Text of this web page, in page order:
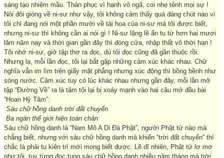
sáng tạo nhiệm mầu. Thán phục vì hạnh vô ngã, coi nhẹ tênh mọi sự !
Nói đôi giòng về ni-sư như vậy, tôi không cảm thấy quá đáng chút nào vì
tôi chỉ đang nói một phần mười về tài hoa của ni-sư mà tôi được biết,
nhưng ni-sư thì không cần ai nói gì ! Ni-sư lặng lẽ ẩn tu từ hơn hai mươi
lăm năm nay và thời gian gần đây thì đóng cửa, nhập thất vô thời hạn !
Tôi nhớ ni-sư, giở tập thơ ra đọc, dù tôi đọc cũng đã gần thuộc rồi.
Nhưng lạ, mỗi lần đọc, tôi lại bắt gặp những cảm xúc khác nhau. Chữ
nghĩa vẫn im lìm trên giấy mặt phẳng nhưng xúc động thì bồng bềnh như
sóng nước. Cảm xúc tuy có lúc khác nhau nhưng gần đây, mỗi lần mở
tập “Đường Về” ra là tâm tôi lại bị xoáy mạnh vào hai câu mở đầu bài
“Hoan Hỷ Tâm”:
Sáu chữ hồng danh trời đất chuyển
Ba ngàn thế giới hiện toàn chân
Sáu chữ hồng danh là “Nam Mô A Di Đà Phật”, người Phật tử nào mà
chẳng biết, nhưng với sáu chữ hồng danh mà khiến “trời đất chuyển” thì
chắc là phải tu kiên trì mới mong biết được. Lẽ dĩ nhiên, Phật tử lơ mơ
như tôi, tuy từng đọc tụng sáu chữ hồng danh nhiều năm tháng mà trời